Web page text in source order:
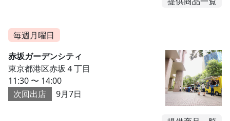
毎週月曜日
赤坂ガーデンシティ
東京都港区赤坂４丁目
11:30 〜 14:00
次回出店
9月7日